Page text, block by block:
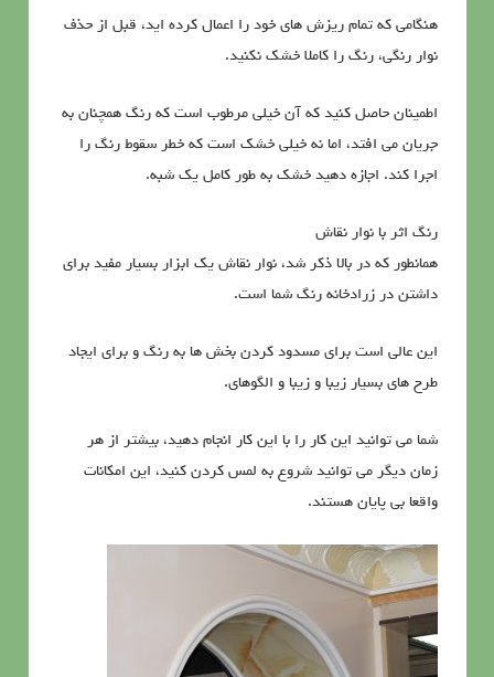
هنگامی که تمام ریزش های خود را اعمال کرده اید، قبل از حذف
نوار رنگی، رنگ را کاملا خشک نکنید.
اطمینان حاصل کنید که آن خیلی مرطوب است که رنگ همچنان به
جریان می افتد، اما نه خیلی خشک است که خطر سقوط رنگ را
اجرا کند. اجازه دهید خشک به طور کامل یک شبه.
رنگ اثر با نوار نقاش
همانطور که در بالا ذکر شد، نوار نقاش یک ابزار بسیار مفید برای
داشتن در زرادخانه رنگ شما است.
این عالی است برای مسدود کردن بخش ها به رنگ و برای ایجاد
طرح های بسیار زیبا و زیبا و الگوهای.
شما می توانید این کار را با این کار انجام دهید، بیشتر از هر
زمان دیگر می توانید شروع به لمس کردن کنید، این امکانات
واقعا بی پایان هستند.